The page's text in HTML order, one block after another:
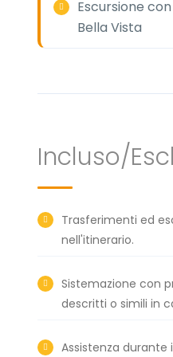
Escursione
Bella Vista
Incluso/
Trasferimenti ed
nell'itinerario.
Sistemazione con
descritti o simili in
Assistenza durante